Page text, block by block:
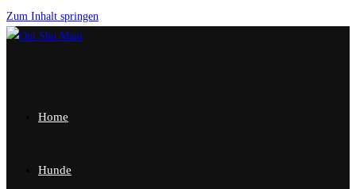
Zum Inhalt springen
Home
Hunde